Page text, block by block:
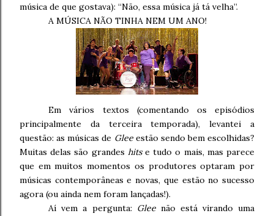
música de que gostava): “Não, essa música já tá velha”.
A MÚSICA NÃO TINHA NEM UM ANO!
Em vários textos (comentando os episódios
principalmente da terceira temporada), levantei a
questão: as músicas de Gleeestão sendo bem escolhidas?
Muitas delas são grandes hitse tudo o mais, mas parece
que em muitos momentos os produtores optaram por
músicas contemporâneas e novas, que estão no sucesso
agora (ou ainda nem foram lançadas!).
Aí vem a pergunta: Glee não está virando uma